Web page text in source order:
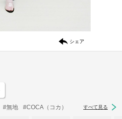
シェア
#無地 #COCA（コカ） すべて見る